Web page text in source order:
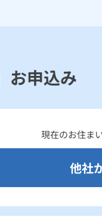
お申込み
現在のお住ま
他社